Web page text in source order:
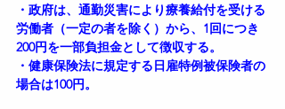
・政府は、通勤災害により療養給付を受ける
労働者（一定の者を除く）から、1回につき
200円を一部負担金として徴収する。
・健康保険法に規定する日雇特例被保険者の
場合は100円。